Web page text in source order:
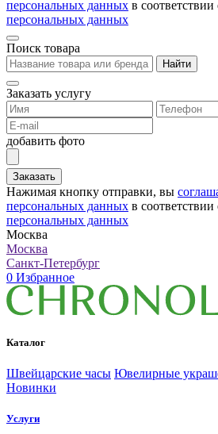
персональных данных в соответствии
персональных данных
Поиск товара
Найти
Заказать услугу
добавить фото
Заказать
Нажимая кнопку отправки, вы
персональных данных в соответствии
персональных данных
Москва
Москва
Санкт-Петербург
0 Избранное
Каталог
Швейцарские часы Ювелирные
Новинки
Услуги